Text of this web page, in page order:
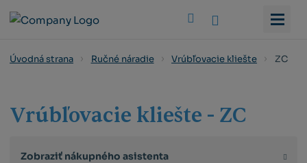
Úvodná strana Ručné náradie Vrúbľovacie kliešte ZC
Vrúbľovacie kliešte - ZC
Zobraziť nákupného asistenta